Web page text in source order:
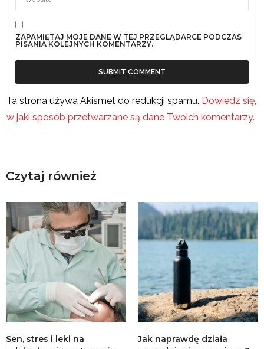
ZAPAMIĘTAJ MOJE DANE W TEJ PRZEGLĄDARCE PODCZAS
PISANIA KOLEJNYCH KOMENTARZY.
Ta strona używa Akismet do redukcji spamu. Dowiedz się,
w jaki sposób przetwarzane są dane Twoich komentarzy.
Czytaj również
Sen, stres i leki na
Jak naprawdę działa